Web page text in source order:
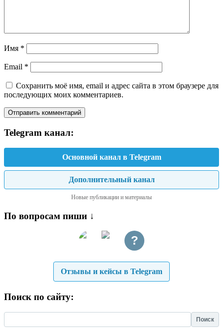
Имя *
Email *
Сохранить моё имя, email и адрес сайта в этом браузере для
последующих моих комментариев.
Telegram канал:
Основной канал в Telegram
Дополнительный канал
Новые публикации и материалы
По вопросам пиши ↓
?
Отзывы и кейсы в Telegram
Поиск по сайту: